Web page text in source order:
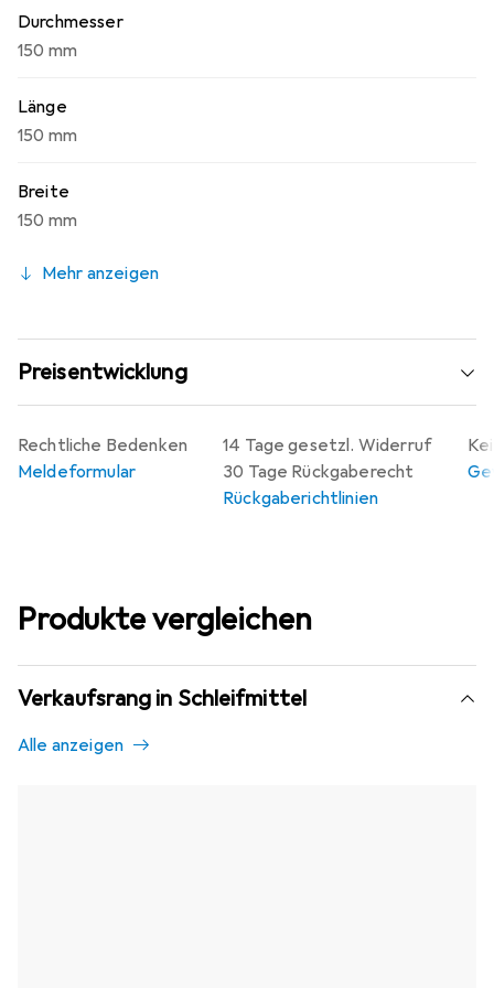
Durchmesser
150 mm
Länge
150 mm
Breite
150 mm
Mehr anzeigen
Preisentwicklung
14 Tage gesetzl. Widerruf
30 Tage Rückgaberecht
Rückgaberichtlinien
Rechtliche Bedenken
Meldeformular
Produkte vergleichen
Verkaufsrang in Schleifmittel
Alle anzeigen